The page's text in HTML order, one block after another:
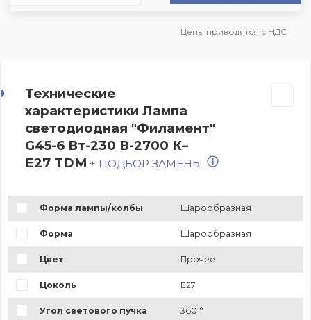
Цены приводятся с НДС
Технические
характеристики Лампа
светодиодная "Филамент"
G45-6 Вт-230 В-2700 К–
E27 TDM + ПОДБОР ЗАМЕНЫ
Форма лампы/колбы Шарообразная
Форма Шарообразная
Цвет Прочее
Цоколь E27
Угол светового пучка 360 °